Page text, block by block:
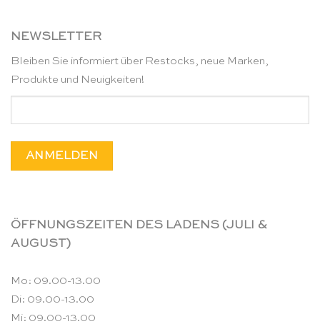
NEWSLETTER
Bleiben Sie informiert über Restocks, neue Marken,
Produkte und Neuigkeiten!
ÖFFNUNGSZEITEN DES LADENS (JULI &
AUGUST)
Mo: 09.00-13.00
Di: 09.00-13.00
Mi: 09.00-13.00